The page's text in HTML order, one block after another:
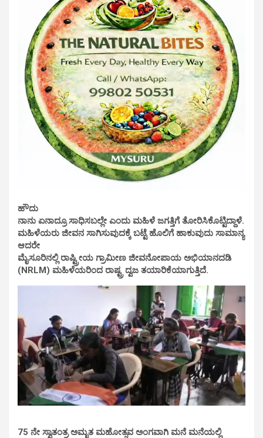
ಹೌದು
ನಾನು ಏನಾದ್ರೂ ಸಾಧಿಸಬಲ್ಲೇ ಎಂದು ಮಹಿಳೆ ಜಗತ್ತಿಗೆ ತೋರಿಸಿಕೊಟ್ಟಿದ್ದಾಳೆ.
ಮಹಿಳೆಯರು ಜೀವನ ಸಾಗಿಸುವುದಕ್ಕೆ ಬಟ್ಟೆ ಹೊಲಿಗೆ ಹಾಕುವುದು ಸಾಮಾನ್ಯ
ಆದರೇ
ಮೈಸೂರಿನಲ್ಲಿ ರಾಷ್ಟ್ರೀಯ ಗ್ರಾಮೀಣ ಜೀವನೋಪಾಯ ಅಭಿಯಾನದಡಿ
(NRLM) ಮಹಿಳೆಯರಿಂದ ರಾಷ್ಟ್ರ ದ್ವಜ ತಯಾರಿಕೆಯಾಗುತ್ತಿದೆ.
75 ನೇ ಸ್ವಾತಂತ್ರ ಅಮೃತ ಮಹೋತ್ಸವ ಅಂಗವಾಗಿ ಮನೆ ಮನೆಯಲ್ಲಿ